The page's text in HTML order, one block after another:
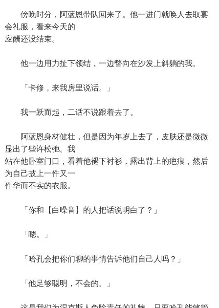
傍晚时分，阿蓝恩带队回来了。他一进门就唤人去取宴
会礼服，看来今天的
应酬还没结束。
他一边用力扯下领结，一边瞥向在沙发上斜躺的我。
「卡修，来我房里说话。」
我一跃而起，二话不说跟着去了。
阿蓝恩身材健壮，但是因为年岁上去了，皮肤还是微微
显出了些许松弛。我
站在他卧室门口，看着他褪下衬衫，露出背上的疤痕，然后
为自己披上一件又一
件华而不实的衣服。
「你和【白噪音】的人把话说明白了？」
「嗯。」
「哈孔会把你们聊的事情告诉他们自己人吗？」
「他足够聪明，不会的。」